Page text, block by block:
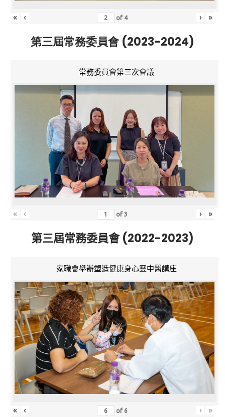
« ‹ of 4 › »
第三屆常務委員會 (2023-2024)
常務委員會第三次會議
« ‹ of3 › »
第三屆常務委員會 (2022-2023)
家職會舉辦塑造健康身心靈中醫講座
« ‹ of 6 › »